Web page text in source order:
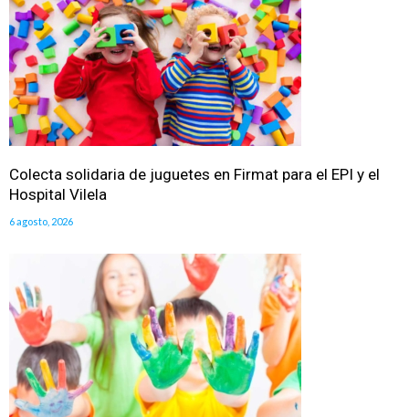
Colecta solidaria de juguetes en Firmat para el EPI y el
Hospital Vilela
6 agosto, 2026